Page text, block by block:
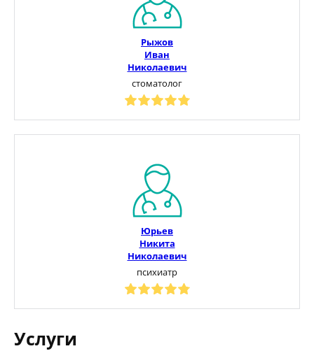
Рыжов
Иван
Николаевич
стоматолог
Юрьев
Никита
Николаевич
психиатр
Услуги